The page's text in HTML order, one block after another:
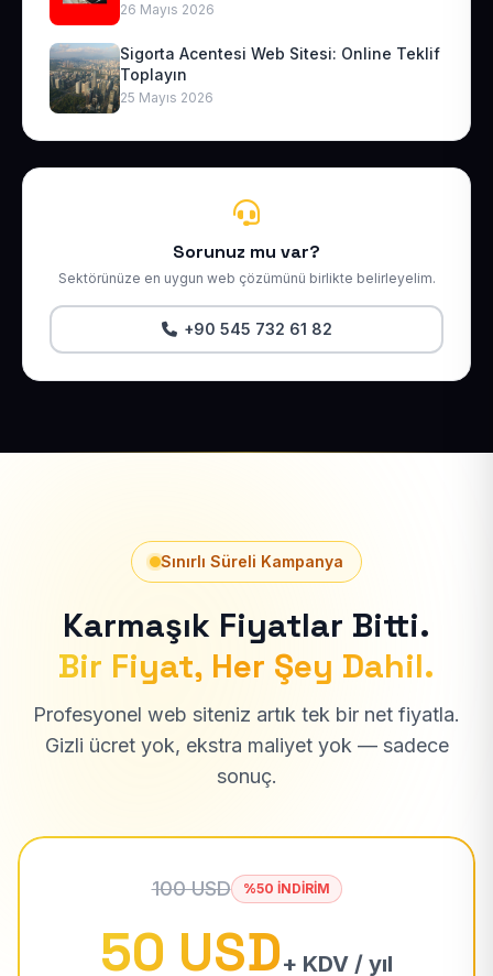
26 Mayıs 2026
Sigorta Acentesi Web Sitesi: Online Teklif
Toplayın
25 Mayıs 2026
Sorunuz mu var?
Sektörünüze en uygun web çözümünü birlikte belirleyelim.
+90 545 732 61 82
Sınırlı Süreli Kampanya
Karmaşık Fiyatlar Bitti.
Bir Fiyat, Her Şey Dahil.
Profesyonel web siteniz artık tek bir net fiyatla.
Gizli ücret yok, ekstra maliyet yok — sadece
sonuç.
100 USD %50 İNDİRİM
50 USD+ KDV / yıl